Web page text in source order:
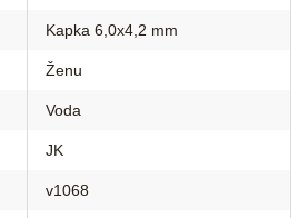
Kapka 6,0x4,2 mm
Ženu
Voda
JK
v1068